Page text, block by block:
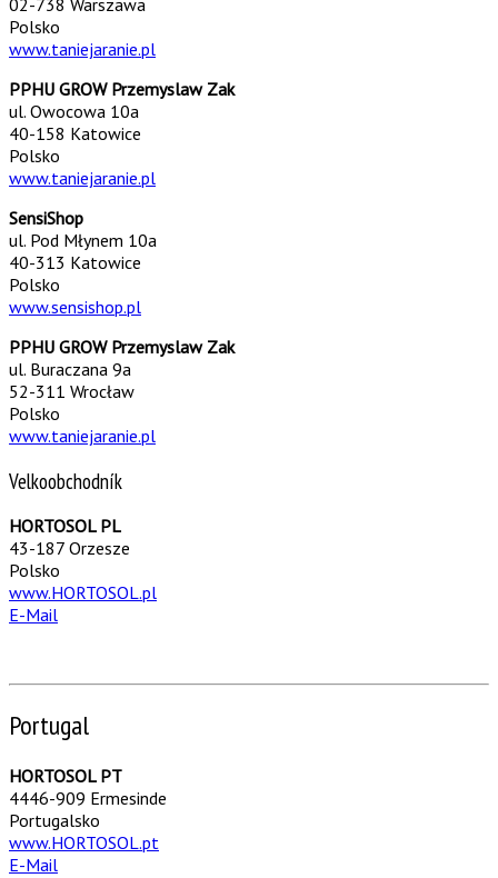
Polsko
www.taniejaranie.pl
PPHU GROW Przemyslaw Zak
ul. Owocowa 10a
40-158 Katowice
Polsko
www.taniejaranie.pl
SensiShop
ul. Pod Młynem 10a
40-313 Katowice
Polsko
www.sensishop.pl
PPHU GROW Przemyslaw Zak
ul. Buraczana 9a
52-311 Wrocław
Polsko
www.taniejaranie.pl
Velkoobchodník
HORTOSOL PL
43-187 Orzesze
Polsko
www.HORTOSOL.pl
E-Mail
Portugal
HORTOSOL PT
4446-909 Ermesinde
Portugalsko
www.HORTOSOL.pt
E-Mail